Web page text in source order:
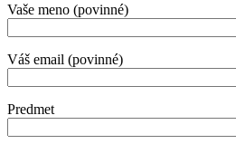
Vaše meno (povinné)
Váš email (povinné)
Predmet